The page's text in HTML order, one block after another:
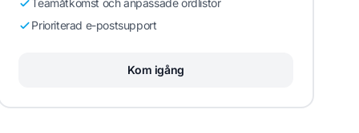
Teamåtkomst och anpassade ordlistor
Prioriterad e-postsupport
Kom igång